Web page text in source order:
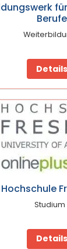
Berufe
Details
Hochschule
Studium
Details